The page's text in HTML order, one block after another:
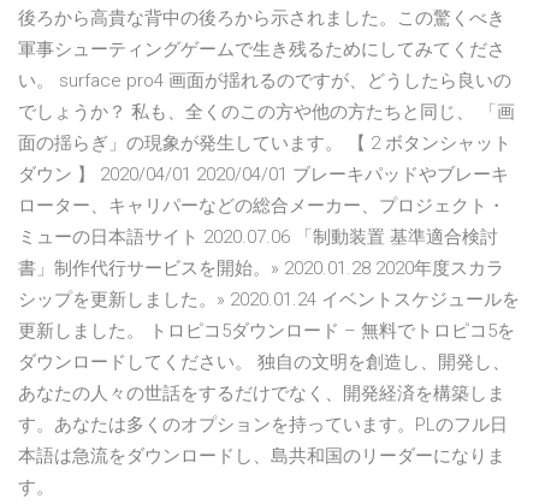
後ろから高貴な背中の後ろから示されました。この驚くべき
軍事シューティングゲームで生き残るためにしてみてくださ
い。 surface pro4 画面が揺れるのですが、どうしたら良いの
でしょうか？ 私も、全くのこの方や他の方たちと同じ、 「画
面の揺らぎ」の現象が発生しています。 【 2 ボタンシャット
ダウン 】 2020/04/01 2020/04/01 ブレーキパッドやブレーキ
ローター、キャリパーなどの総合メーカー、プロジェクト・
ミューの日本語サイト 2020.07.06 「制動装置 基準適合検討
書」制作代行サービスを開始。» 2020.01.28 2020年度スカラ
シップを更新しました。» 2020.01.24 イベントスケジュールを
更新しました。 トロピコ5ダウンロード – 無料でトロピコ5を
ダウンロードしてください。 独自の文明を創造し、開発し、
あなたの人々の世話をするだけでなく、開発経済を構築しま
す。あなたは多くのオプションを持っています。PLのフル日
本語は急流をダウンロードし、島共和国のリーダーになりま
す。